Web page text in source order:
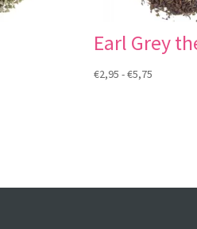
Earl Grey
€2,95 -€5,75